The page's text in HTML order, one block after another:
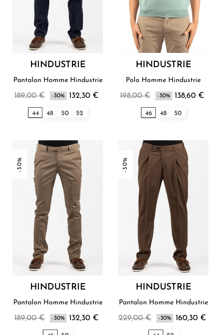
HINDUSTRIE
Pantalon Homme Hindustrie
189,00 € -30% 132,30 €
44 48 50 52
HINDUSTRIE
Polo Homme Hindustrie
198,00 € -30% 138,60 €
46 48 50
-30%
HINDUSTRIE
Pantalon Homme Hindustrie
189,00 € -30% 132,30 €
-30%
HINDUSTRIE
Pantalon Homme Hindustrie
229,00 € -30% 160,30 €